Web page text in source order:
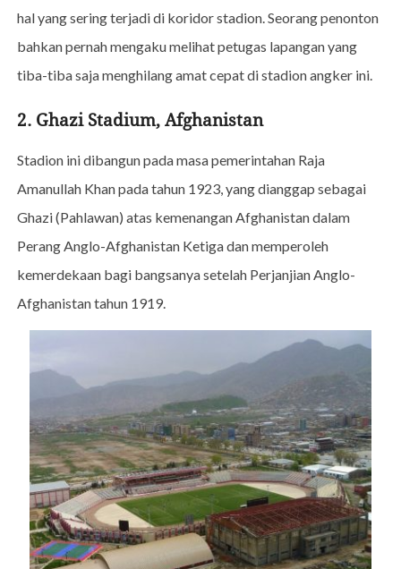
hal yang sering terjadi di koridor stadion. Seorang penonton
bahkan pernah mengaku melihat petugas lapangan yang
tiba-tiba saja menghilang amat cepat di stadion angker ini.
2. Ghazi Stadium, Afghanistan
Stadion ini dibangun pada masa pemerintahan Raja
Amanullah Khan pada tahun 1923, yang dianggap sebagai
Ghazi (Pahlawan) atas kemenangan Afghanistan dalam
Perang Anglo-Afghanistan Ketiga dan memperoleh
kemerdekaan bagi bangsanya setelah Perjanjian Anglo-
Afghanistan tahun 1919.